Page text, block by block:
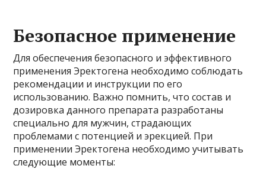
Безопасное применение
Для обеспечения безопасного и эффективного
применения Эректогена необходимо соблюдать
рекомендации и инструкции по его
использованию. Важно помнить, что состав и
дозировка данного препарата разработаны
специально для мужчин, страдающих
проблемами с потенцией и эрекцией. При
применении Эректогена необходимо учитывать
следующие моменты: